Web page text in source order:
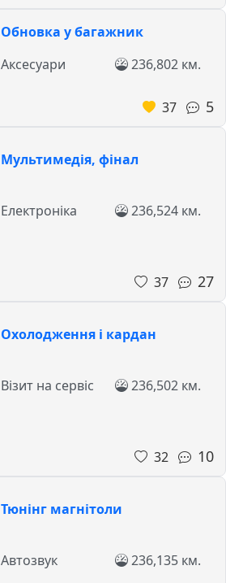
Обновка у багажник
Аксесуари 236,802 км.
37 5
Мультимедія, фінал
Електроніка 236,524 км.
37 27
Охолодження і кардан
Візит на сервіс 236,502 км.
32 10
Тюнінг магнітоли
Автозвук 236,135 км.